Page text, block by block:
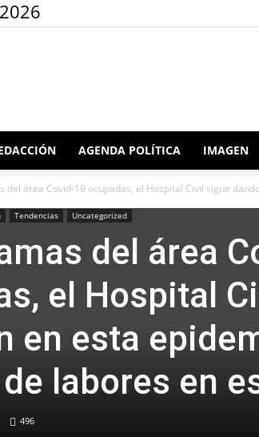
AGENDA POLÍTICA IMAGEN
del área Covid-19 ocupadas, el Hospital Civil sigue
Tendencias Uncategorized
del área
el Hospital
en esta
labores en
496